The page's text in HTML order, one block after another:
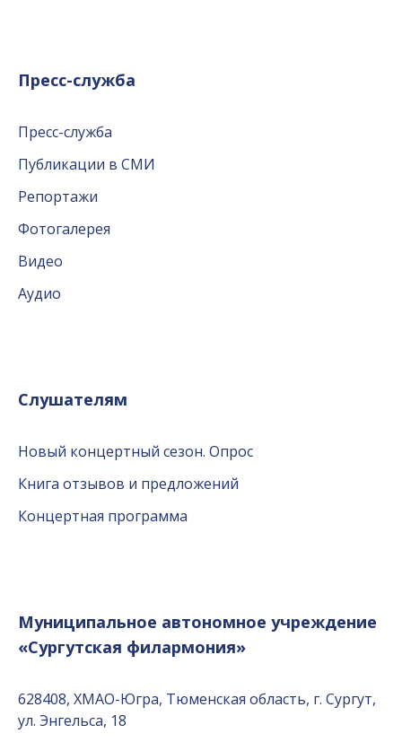
Пресс-служба
Пресс-служба
Публикации в СМИ
Репортажи
Фотогалерея
Видео
Аудио
Слушателям
Новый концертный сезон. Опрос
Книга отзывов и предложений
Концертная программа
Муниципальное автономное учреждение
«Сургутская филармония»
628408, ХМАО-Югра, Тюменская область, г. Сургут,
ул. Энгельса, 18